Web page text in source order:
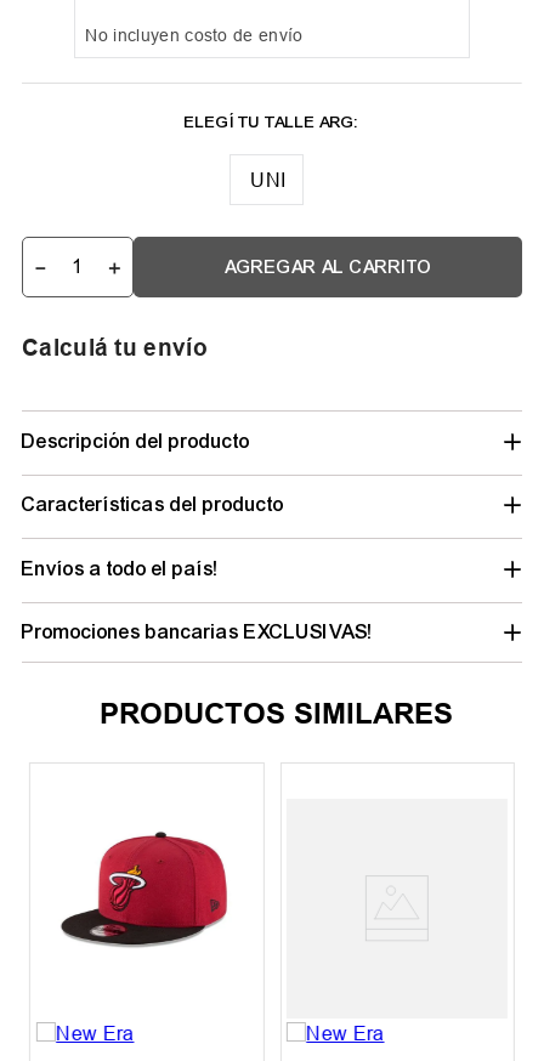
No incluyen costo de envío
UNI
＋
－ AGREGAR AL CARRITO
Calculá tu envío
Descripción del producto
Características del producto
Envíos a todo el país!
Promociones bancarias EXCLUSIVAS!
PRODUCTOS SIMILARES